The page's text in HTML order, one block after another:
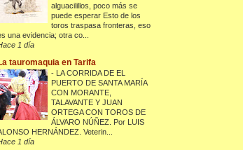
alguacilillos, poco más se
puede esperar Esto de los
toros traspasa fronteras, eso
una evidencia; otra co...
1 día
tauromaquia en Tarifa
- LA CORRIDA DE EL
PUERTO DE SANTA MARÍA
CON MORANTE,
TALAVANTE Y JUAN
ORTEGA CON TOROS DE
ÁLVARO NÚÑEZ. Por LUIS
HERNÁNDEZ. Veterin...
1 día